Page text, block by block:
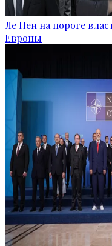
Ле Пен на пороге
Европы